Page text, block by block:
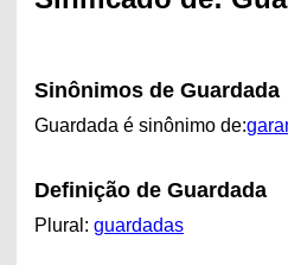
Sinônimos de Guardada
Guardada é sinônimo de:
Definição de Guardada
Plural: guardadas